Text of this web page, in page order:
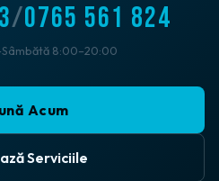
/0765 561 824
8:00–20:00
Acum
Serviciile